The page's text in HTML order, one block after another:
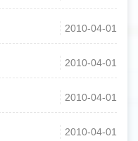
2010-04-01
2010-04-01
2010-04-01
2010-04-01